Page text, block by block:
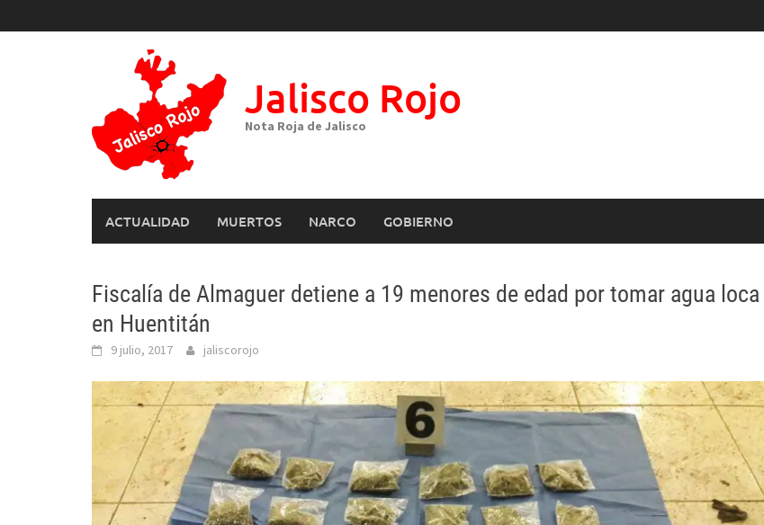
to
Jalisco Rojo
Nota Roja de Jalisco
ACTUALIDAD MUERTOS NARCO GOBIERNO
Fiscalía de Almaguer detiene a 19 menores de edad por tomar agua loca
en Huentitán
9 julio, 2017 jaliscorojo